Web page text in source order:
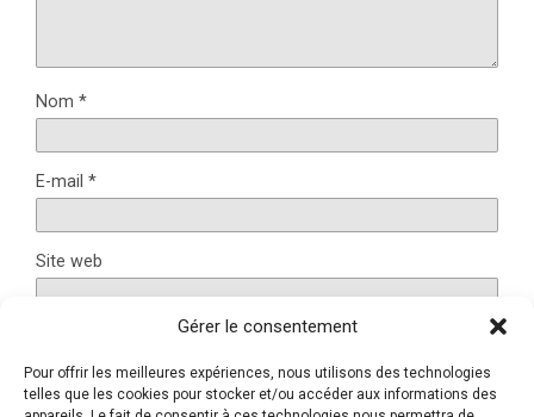
Gérer le consentement
Pour offrir les meilleures expériences, nous utilisons des technologies
telles que les cookies pour stocker et/ou accéder aux informations des
Nom *
E-mail *
Site web
Ce site utilise Akismet pour réduire les indésirables.En